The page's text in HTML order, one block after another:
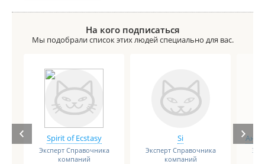
На кого подписаться
Мы подобрали список этих людей специально для вас.
Spirit of Ecstasy
Эксперт Справочника
компаний
Si
Эксперт Справочника
компаний